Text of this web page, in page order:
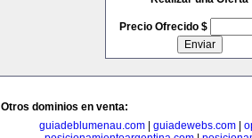
Precio Ofrecido $
Otros dominios en venta:
guiadeblumenau.com| guiadewebs.com|